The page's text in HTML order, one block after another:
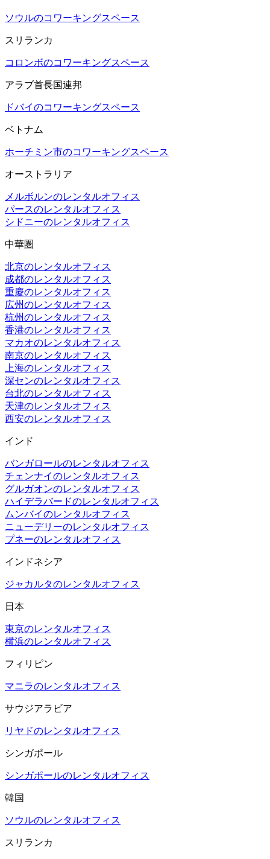
ソウルのコワーキングスペース
スリランカ
コロンボのコワーキングスペース
アラブ首長国連邦
ドバイのコワーキングスペース
ベトナム
ホーチミン市のコワーキングスペース
オーストラリア
メルボルンのレンタルオフィス
パースのレンタルオフィス
シドニーのレンタルオフィス
中華圏
北京のレンタルオフィス
成都のレンタルオフィス
重慶のレンタルオフィス
広州のレンタルオフィス
杭州のレンタルオフィス
香港のレンタルオフィス
マカオのレンタルオフィス
南京のレンタルオフィス
上海のレンタルオフィス
深センのレンタルオフィス
台北のレンタルオフィス
天津のレンタルオフィス
西安のレンタルオフィス
インド
バンガロールのレンタルオフィス
チェンナイのレンタルオフィス
グルガオンのレンタルオフィス
ハイデラバードのレンタルオフィス
ムンバイのレンタルオフィス
ニューデリーのレンタルオフィス
プネーのレンタルオフィス
インドネシア
ジャカルタのレンタルオフィス
日本
東京のレンタルオフィス
横浜のレンタルオフィス
フィリピン
マニラのレンタルオフィス
サウジアラビア
リヤドのレンタルオフィス
シンガポール
シンガポールのレンタルオフィス
韓国
ソウルのレンタルオフィス
スリランカ